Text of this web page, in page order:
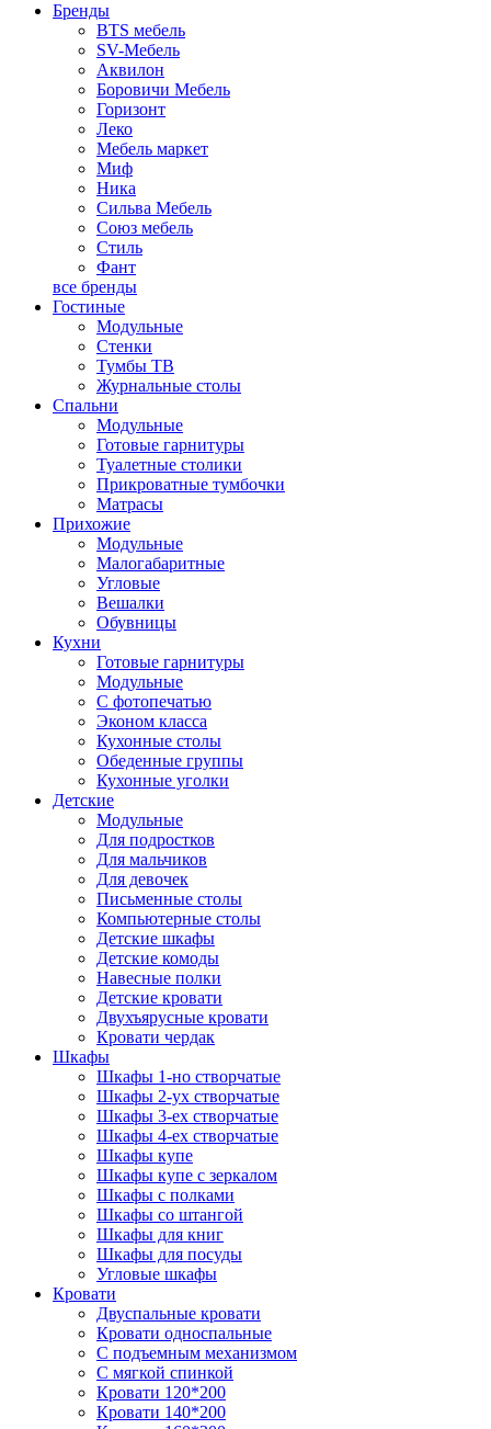
Бренды
BTS мебель
SV-Мебель
Аквилон
Боровичи Мебель
Горизонт
Леко
Мебель маркет
Миф
Ника
Сильва Мебель
Союз мебель
Стиль
Фант
все бренды
Гостиные
Модульные
Стенки
Тумбы ТВ
Журнальные столы
Спальни
Модульные
Готовые гарнитуры
Туалетные столики
Прикроватные тумбочки
Матрасы
Прихожие
Модульные
Малогабаритные
Угловые
Вешалки
Обувницы
Кухни
Готовые гарнитуры
Модульные
С фотопечатью
Эконом класса
Кухонные столы
Обеденные группы
Кухонные уголки
Детские
Модульные
Для подростков
Для мальчиков
Для девочек
Письменные столы
Компьютерные столы
Детские шкафы
Детские комоды
Навесные полки
Детские кровати
Двухъярусные кровати
Кровати чердак
Шкафы
Шкафы 1-но створчатые
Шкафы 2-ух створчатые
Шкафы 3-ех створчатые
Шкафы 4-ех створчатые
Шкафы купе
Шкафы купе с зеркалом
Шкафы с полками
Шкафы со штангой
Шкафы для книг
Шкафы для посуды
Угловые шкафы
Кровати
Двуспальные кровати
Кровати односпальные
С подъемным механизмом
С мягкой спинкой
Кровати 120*200
Кровати 140*200